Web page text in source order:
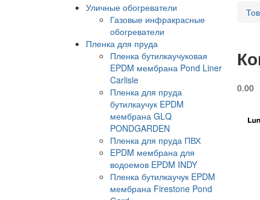
Уличные обогреватели
Газовые инфракрасные
обогреватели
Пленка для пруда
Пленка бутилкаучуковая
EPDM мембрана Pond Liner
Carlisle
Пленка для пруда
бутилкаучук EPDM
мембрана GLQ
PONDGARDEN
Пленка для пруда ПВХ
EPDM мембрана для
водоемов EPDM INDY
Пленка бутилкаучук EPDM
мембрана Firestone Pond
0.00